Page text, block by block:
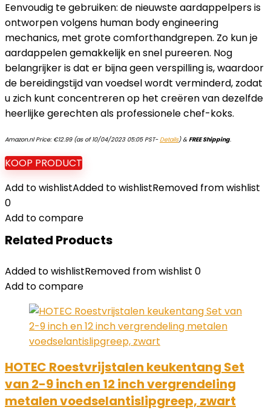
Eenvoudig te gebruiken: de nieuwste aardappelpers is
ontworpen volgens human body engineering
mechanics, met grote comforthandgrepen. Zo kun je
aardappelen gemakkelijk en snel pureeren. Nog
belangrijker is dat er bijna geen verspilling is, waardoor
de bereidingstijd van voedsel wordt verminderd, zodat
u zich kunt concentreren op het creëren van dezelfde
heerlijke gerechten als professionele chef-koks.
Amazon.nl Price: €12.99(as of 10/04/2023 05:05 PST-Details)&FREE Shipping.
KOOP PRODUCT
Add to wishlistAdded to wishlistRemoved from wishlist
0
Add to compare
Related Products
Added to wishlistRemoved from wishlist 0
Add to compare
HOTEC Roestvrijstalen keukentang Set
van 2-9 inch en 12 inch vergrendeling
metalen voedselantislipgreep, zwart